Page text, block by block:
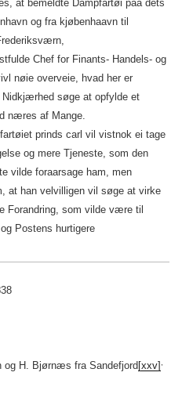
at bemeldte Dampfartøi paa dets
og fra kjøbenhaavn til
Chef for Finants- Handels- og
nøie overveie, hvad her er
søge at opfylde et
næres af Mange.
prinds carl vil vistnok ei tage
og mere Tjeneste, som den
vilde foraarsage ham, men
at han velvilligen vil søge at virke
som vilde være til
Postens hurtigere
og H. Bjørnæs fra Sandefjord[xxv]